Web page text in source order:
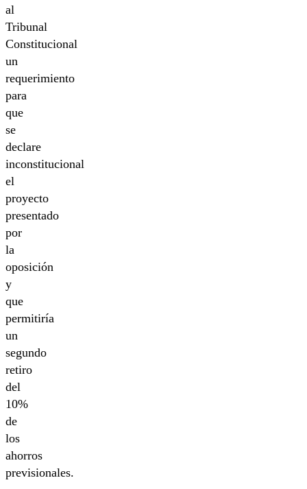
al
Tribunal
Constitucional
un
requerimiento
para
que
se
declare
inconstitucional
el
proyecto
presentado
por
la
oposición
y
que
permitiría
un
segundo
retiro
del
10%
de
los
ahorros
previsionales.